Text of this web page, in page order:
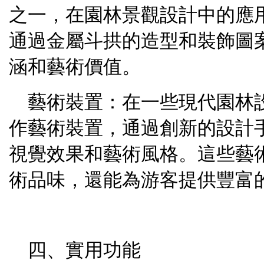
之一，在園林景觀設計中的
通過金屬斗拱的造型和裝飾
涵和藝術價值。
藝術裝置：在一些現代園林
作藝術裝置，通過創新的設計
視覺效果和藝術風格。這些藝
術品味，還能為游客提供豐富
四、實用功能